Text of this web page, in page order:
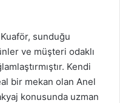
sunduğu
ve müşteri odaklı
Kendi
bir mekan olan Anel
konusunda uzman